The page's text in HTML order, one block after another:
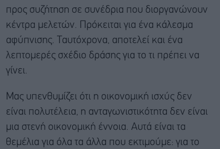
προς συζήτηση σε συνέδρια που διοργανώνουν
κέντρα μελετών. Πρόκειται για ένα κάλεσμα
αφύπνισης. Ταυτόχρονα, αποτελεί και ένα
λεπτομερές σχέδιο δράσης για το τι πρέπει να
γίνει.
Μας υπενθυμίζει ότι η οικονομική ισχύς δεν
είναι πολυτέλεια, η ανταγωνιστικότητα δεν είναι
μια στενή οικονομική έννοια. Αυτά είναι τα
θεμέλια για όλα τα άλλα που εκτιμούμε: για το